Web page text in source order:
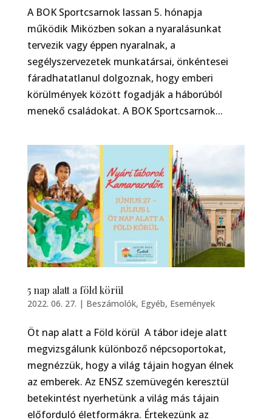
A BOK Sportcsarnok lassan 5. hónapja
működik Miközben sokan a nyaralásunkat
tervezik vagy éppen nyaralnak, a
segélyszervezetek munkatársai, önkéntesei
fáradhatatlanul dolgoznak, hogy emberi
körülmények között fogadják a háborúból
menekő családokat. A BOK Sportcsarnok...
5 nap alatt a föld körül
2022. 06. 27. | Beszámolók, Egyéb, Események
Öt nap alatt a Föld körül A tábor ideje alatt
megvizsgálunk különboző népcsoportokat,
megnézzük, hogy a világ tájain hogyan élnek
az emberek. Az ENSZ szemüvegén keresztül
betekintést nyerhetünk a világ más tájain
előforduló életformákra. Értekezünk az